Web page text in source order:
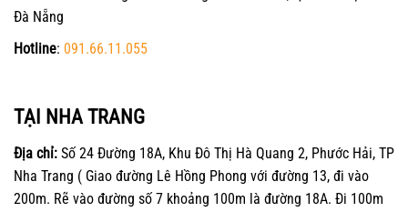
Đà Nẵng
Hotline: 091.66.11.055
TẠI NHA TRANG
Địa chỉ: Số 24 Đường 18A, Khu Đô Thị Hà Quang 2, Phước Hải, TP
Nha Trang ( Giao đường Lê Hồng Phong với đường 13, đi vào
200m. Rẽ vào đường số 7 khoảng 100m là đường 18A. Đi 100m